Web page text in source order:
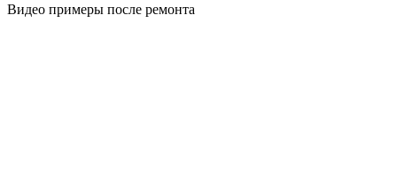
Видео примеры после ремонта